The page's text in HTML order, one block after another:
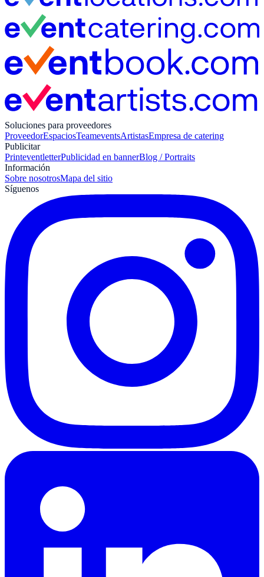
Soluciones para proveedores
ProveedorEspaciosTeameventsArtistasEmpresa de catering
Publicitar
PrinteventletterPublicidad en bannerBlog / Portraits
Información
Sobre nosotrosMapa del sitio
Síguenos